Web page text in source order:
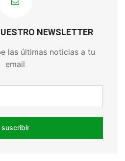
NEWSLETTER
las últimas noticias a tu
email
suscribir